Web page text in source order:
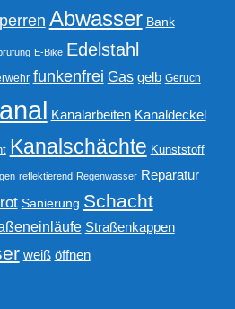
Abwasser Bank
E-Bike Edelstahl
funkenfrei Gas gelb Geruch
Kanalarbeiten Kanaldeckel
Kanalschächte Kunststoff
reflektierend Regenwasser Reparatur
rot Sanierung Schacht
Straßenkappen
weiß öffnen